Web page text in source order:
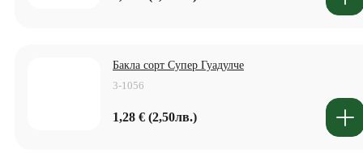
Бакла сорт Супер Гуадулче
3-1056
1,28 € (2,50лв.)